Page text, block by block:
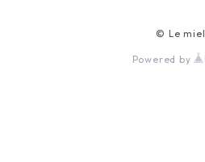
© Le miel
Powered by